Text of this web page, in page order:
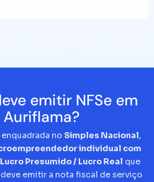
emitir NFSe em
Auriflama?
no Simples Nacional,
individual com
Lucro Presumido / Lucro Real que
emitir a nota fiscal de serviço